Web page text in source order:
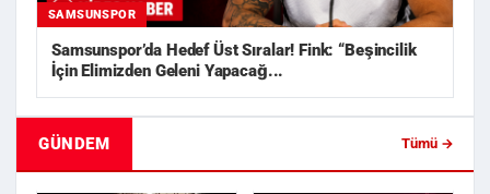
SAMSUNSPOR
Samsunspor’da Hedef Üst Sıralar! Fink: “Beşincilik
İçin Elimizden Geleni Yapacağ...
GÜNDEM Tümü →